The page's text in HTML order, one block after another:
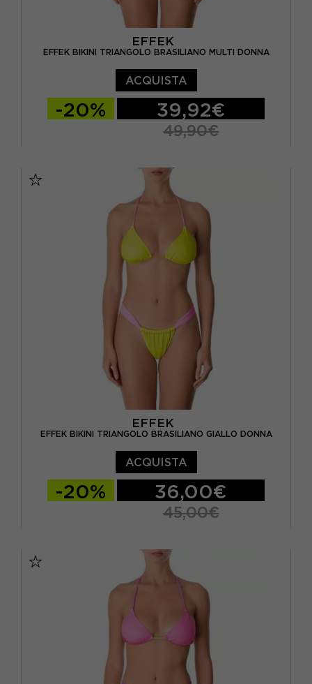
EFFEK
EFFEK BIKINI TRIANGOLO BRASILIANO MULTI DONNA
ACQUISTA
-20% 39,92€
49,90€
EFFEK
EFFEK BIKINI TRIANGOLO BRASILIANO GIALLO DONNA
ACQUISTA
-20% 36,00€
45,00€